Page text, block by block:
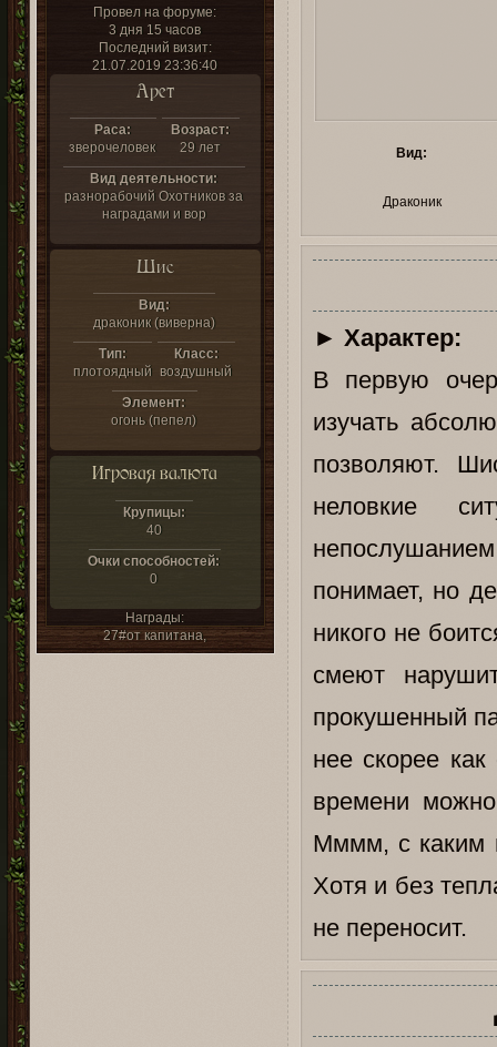
Провел на форуме:
3 дня 15 часов
Последний визит:
21.07.2019 23:36:40
Арет
Раса:
зверочеловек
Возраст:
29 лет
Вид деятельности:
разнорабочий Охотников за
наградами и вор
Шис
Вид:
драконик (виверна)
Тип:
плотоядный
Класс:
воздушный
Элемент:
огонь (пепел)
Игровая валюта
Крупицы:
40
Очки способностей:
0
Награды:
27#от капитана,
Вид:
Драконик
► Характер:
В первую
изучать
позволяют.
неловкие
понимает, но
никого не
смеют
прокушенный
нее скорее
времени
Мммм, с каким
Хотя и без
не переносит.